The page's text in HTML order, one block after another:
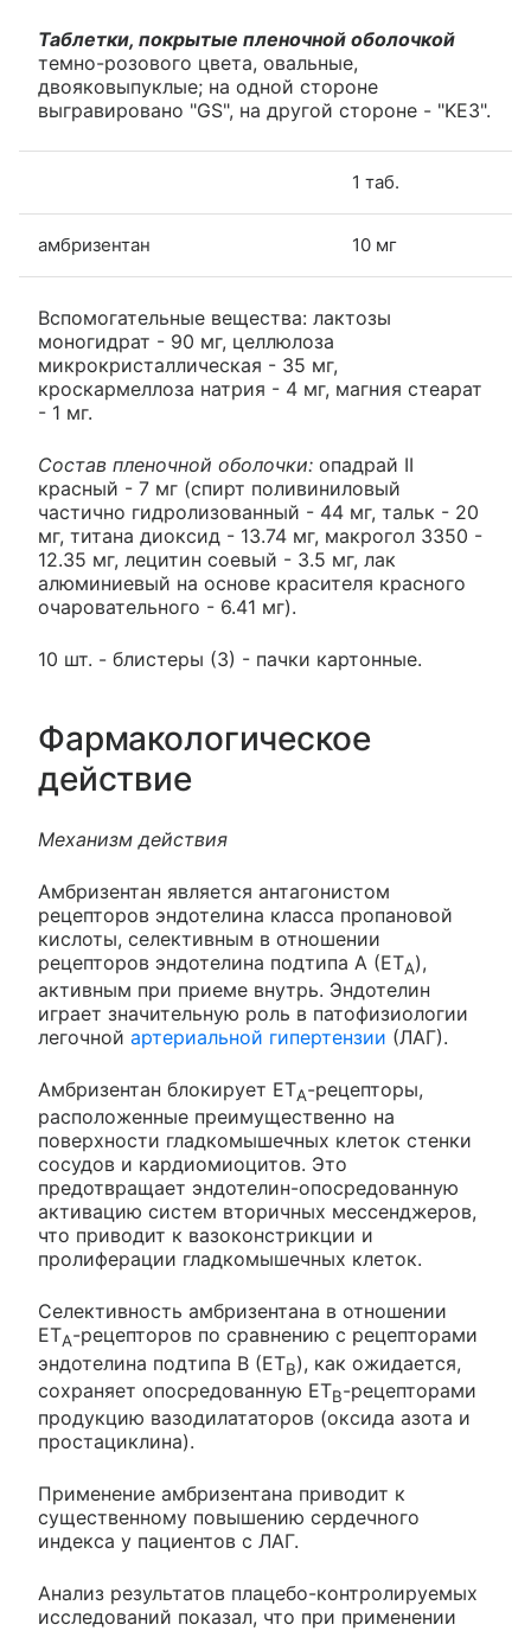
Таблетки, покрытые пленочной оболочкой
темно-розового цвета, овальные,
двояковыпуклые; на одной стороне
выгравировано "GS", на другой стороне - "KE3".
1 таб.
амбризентан 10 мг
Вспомогательные вещества: лактозы
моногидрат - 90 мг, целлюлоза
микрокристаллическая - 35 мг,
кроскармеллоза натрия - 4 мг, магния стеарат
- 1 мг.
Состав пленочной оболочки: опадрай II
красный - 7 мг (спирт поливиниловый
частично гидролизованный - 44 мг, тальк - 20
мг, титана диоксид - 13.74 мг, макрогол 3350 -
12.35 мг, лецитин соевый - 3.5 мг, лак
алюминиевый на основе красителя красного
очаровательного - 6.41 мг).
10 шт. - блистеры (3) - пачки картонные.
Фармакологическое
действие
Механизм действия
Амбризентан является антагонистом
рецепторов эндотелина класса пропановой
кислоты, селективным в отношении
рецепторов эндотелина подтипа А (ЕТA),
активным при приеме внутрь. Эндотелин
играет значительную роль в патофизиологии
легочной артериальной гипертензии (ЛАГ).
Амбризентан блокирует ЕТА-рецепторы,
расположенные преимущественно на
поверхности гладкомышечных клеток стенки
сосудов и кардиомиоцитов. Это
предотвращает эндотелин-опосредованную
активацию систем вторичных мессенджеров,
что приводит к вазоконстрикции и
пролиферации гладкомышечных клеток.
Селективность амбризентана в отношении
ЕТA-рецепторов по сравнению с рецепторами
эндотелина подтипа B (ЕТB), как ожидается,
сохраняет опосредованную ЕТB-рецепторами
продукцию вазодилататоров (оксида азота и
простациклина).
Применение амбризентана приводит к
существенному повышению сердечного
индекса у пациентов с ЛАГ.
Анализ результатов плацебо-контролируемых
исследований показал, что при применении